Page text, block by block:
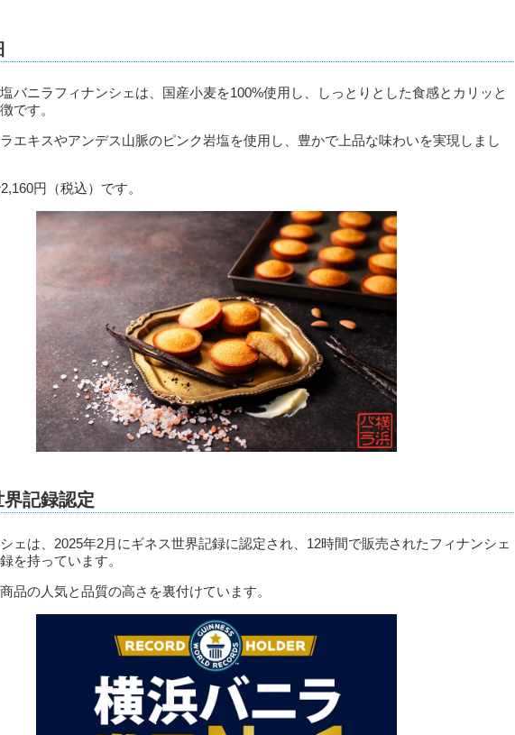
バニラフィナンシェは、国産小麦を100%使用し、しっとりとした食感とカリッと
です。
エキスやアンデス山脈のピンク岩塩を使用し、豊かで上品な味わいを実現しまし
円（税込）です。
記録認定
ェは、2025年2月にギネス世界記録に認定され、12時間で販売されたフィナンシェ
を持っています。
品の人気と品質の高さを裏付けています。